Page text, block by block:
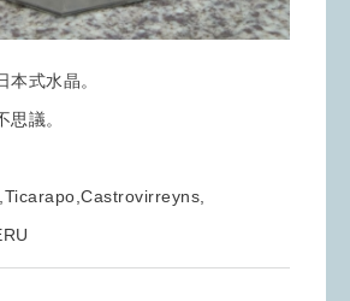
本式水晶。
思議。